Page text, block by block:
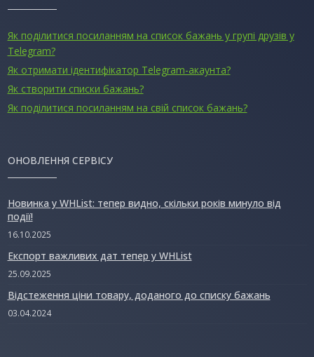
Як поділитися посиланням на список бажань у групі друзів у
Telegram?
Як отримати ідентифікатор Telegram-акаунта?
Як створити списки бажань?
Як поділитися посиланням на свій список бажань?
ОНОВЛЕННЯ СЕРВІСУ
Новинка у WHList: тепер видно, скільки років минуло від
події!
16.10.2025
Експорт важливих дат тепер у WHList
25.09.2025
Відстеження ціни товару, доданого до списку бажань
03.04.2024